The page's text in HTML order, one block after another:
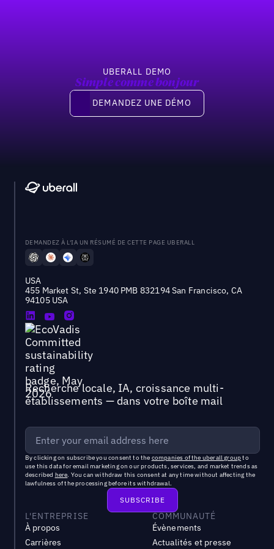
UBERALL DEMO
Simple comme bonjour
Demandez une démo
DEMANDEZ UNE DÉMO
DEMANDEZ À L'IA UN RÉSUMÉ DE CETTE PAGE UBERALL
USA
455 Market St, Ste 1940 PMB 832194 San Francisco, CA
94105 USA
Recherche locale, IA, croissance multi-
établissements — dans votre boîte mail
By clicking on subscribe you consent to the companies of the uberall groupto
use this data for email marketing on our products, services, and market trends as
described here. You can withdraw this consent at any time without affecting the
lawfulness of the processing before its withdrawal.
L'ENTREPRISE
À propos
Carrières
COMMUNAUTÉ
Évènements
Actualités et presse